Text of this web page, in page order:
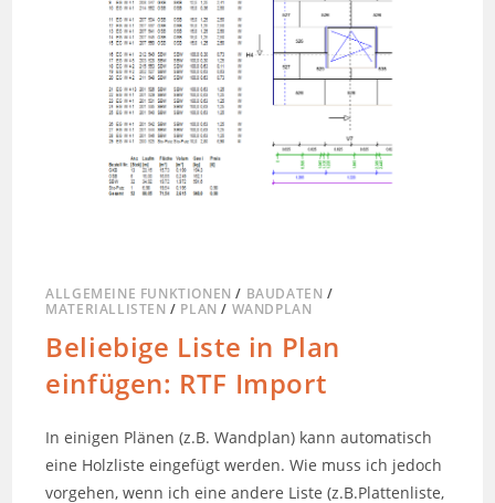
ALLGEMEINE FUNKTIONEN / BAUDATEN /
MATERIALLISTEN / PLAN / WANDPLAN
Beliebige Liste in Plan
einfügen: RTF Import
In einigen Plänen (z.B. Wandplan) kann automatisch
eine Holzliste eingefügt werden. Wie muss ich jedoch
vorgehen, wenn ich eine andere Liste (z.B.Plattenliste,